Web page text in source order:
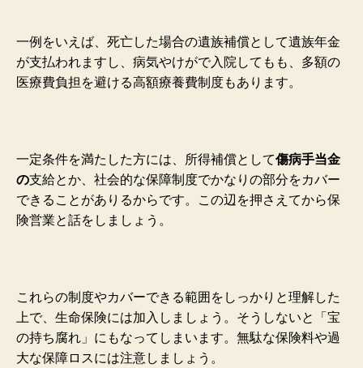
一例をいえば、死亡した場合の遺族補償として遺族年金
が支払われますし、病気やけがで入院してもも、多額の
医療費負担を避ける高額療養費制度もあ ります。
一定条件を満たした方には、所得補償として傷病手当金
の支給とか、社会的な保障制度でかなりの部分をカバー
できることがありるからです。この辺を押さえてから保
険営業と話をしましょう。
これらの制度やカバーできる範囲をしっかりと理解した
上で、生命保険には加入しましょう。そうしないと「宝
の持ち腐れ」にもなってしまいます。無駄な保険料や過
大な保障ロスには注意しましょう。